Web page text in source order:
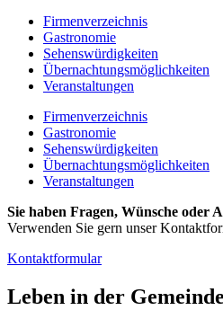
Firmenverzeichnis
Gastronomie
Sehenswürdigkeiten
Übernachtungsmöglichkeiten
Veranstaltungen
Firmenverzeichnis
Gastronomie
Sehenswürdigkeiten
Übernachtungsmöglichkeiten
Veranstaltungen
Sie haben Fragen, Wünsche oder
Verwenden Sie gern unser
Kontaktformular
Leben in der